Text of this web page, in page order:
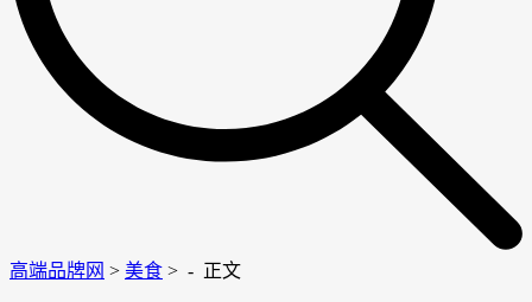
高端品牌网 > 美食 > - 正文